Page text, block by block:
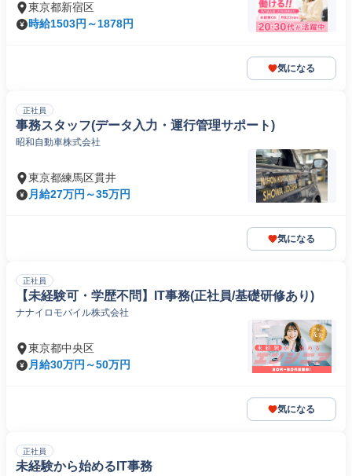
東京都新宿区
時給1503円～1878円
気になる
正社員
事務スタッフ(データ入力・運行管理サポート)
昭和自動車株式会社
東京都練馬区貫井
月給27万円～35万円
気になる
正社員
【未経験可・学歴不問】IT事務(正社員/基礎研修あり)
ナナイロモバイル株式会社
東京都中央区
月給30万円～50万円
気になる
正社員
未経験から始めるIT事務